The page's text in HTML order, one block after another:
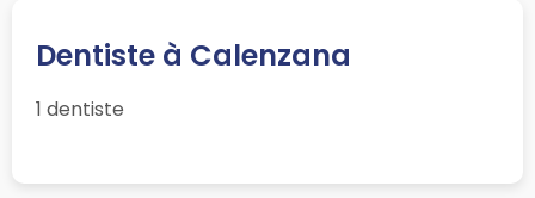
Dentiste à Calenzana
1 dentiste